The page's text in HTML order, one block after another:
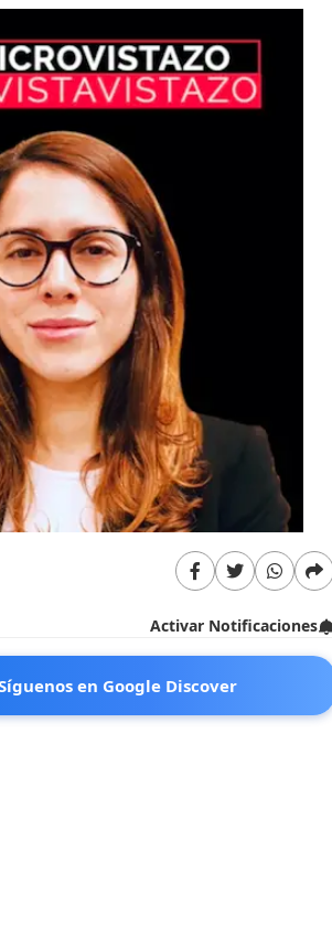
Activar Notificaciones
en Google Discover